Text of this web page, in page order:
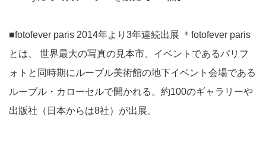
■fotofever paris 2014年より3年連続出展 ＊fotofever paris
とは、 世界最大の写真の見本市、イベントであるパリフ
ォトと同時期にルーブル美術館の地下イベント会場である
ルーブル・カローセルで開かれる。約100のギャラリーや
出版社（日本からは8社）が出展。